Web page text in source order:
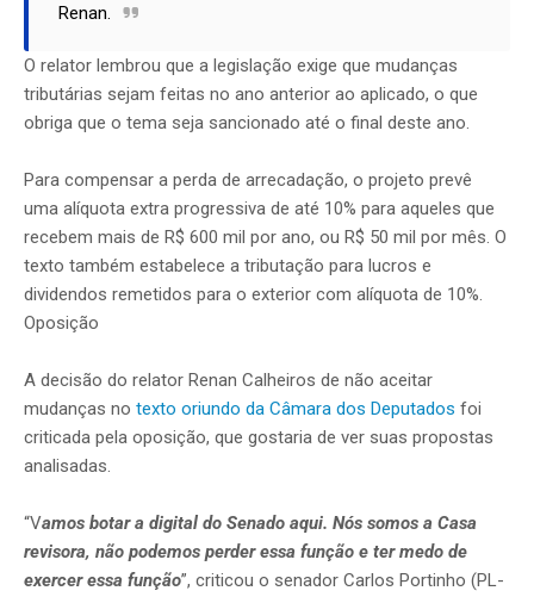
Renan.
O relator lembrou que a legislação exige que mudanças
tributárias sejam feitas no ano anterior ao aplicado, o que
obriga que o tema seja sancionado até o final deste ano.
Para compensar a perda de arrecadação, o projeto prevê
uma alíquota extra progressiva de até 10% para aqueles que
recebem mais de R$ 600 mil por ano, ou R$ 50 mil por mês. O
texto também estabelece a tributação para lucros e
dividendos remetidos para o exterior com alíquota de 10%.
Oposição
A decisão do relator Renan Calheiros de não aceitar
mudanças no texto oriundo da Câmara dos Deputados foi
criticada pela oposição, que gostaria de ver suas propostas
analisadas.
“Vamos botar a digital do Senado aqui. Nós somos a Casa
revisora, não podemos perder essa função e ter medo de
exercer essa função”, criticou o senador Carlos Portinho (PL-